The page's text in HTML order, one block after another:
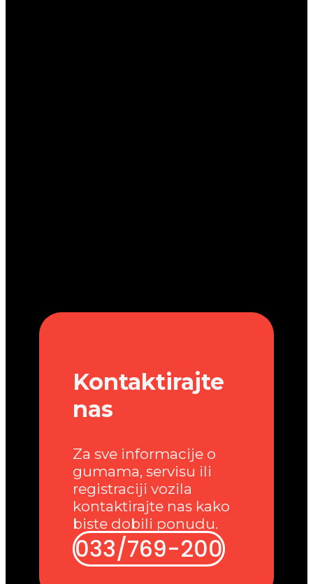
Kontaktirajte
nas
Za sve informacije o
gumama, servisu ili
registraciji vozila
kontaktirajte nas kako
biste dobili ponudu.
033/769-200